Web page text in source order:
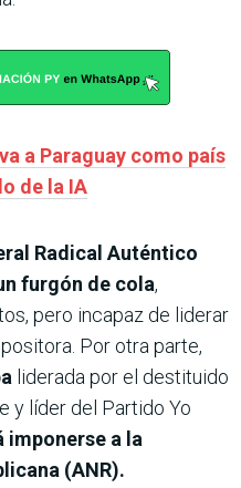
a Paraguay como país
de la IA
Radical Auténtico
furgón de cola,
pero incapaz de liderar
Por otra parte,
liderada por el destituido
y líder del Partido Yo
a la
(ANR).